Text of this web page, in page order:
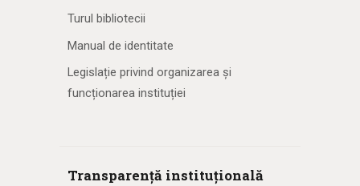
Turul bibliotecii
Manual de identitate
Legislație privind organizarea și
funcționarea instituției
Transparență instituțională